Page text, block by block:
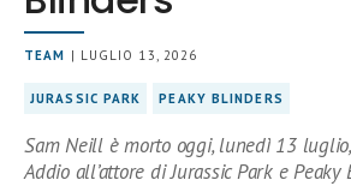
TEAM | LUGLIO 13, 2026
JURASSIC PARK PEAKY BLINDERS
Sam Neill è morto oggi, lunedì 13
Addio all’attore di Jurassic Park e Peaky